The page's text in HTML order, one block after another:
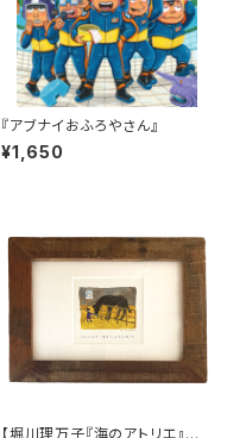
『アブナイおふろやさん』
¥1,650
【堀川理万子『海のアトリエ』原